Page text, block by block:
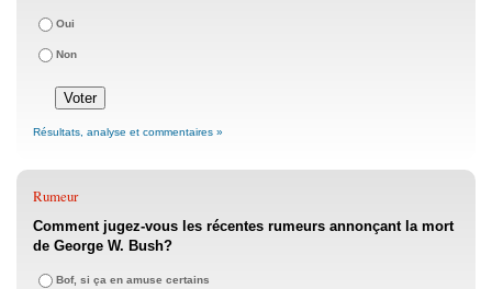
Oui
Non
Résultats, analyse et commentaires »
Rumeur
Comment jugez-vous les récentes rumeurs annonçant la mort
de George W. Bush?
Bof, si ça en amuse certains